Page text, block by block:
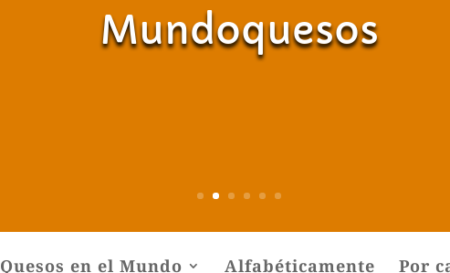
Mundoquesos
Quesos en el Mundo Alfabéticamente Por